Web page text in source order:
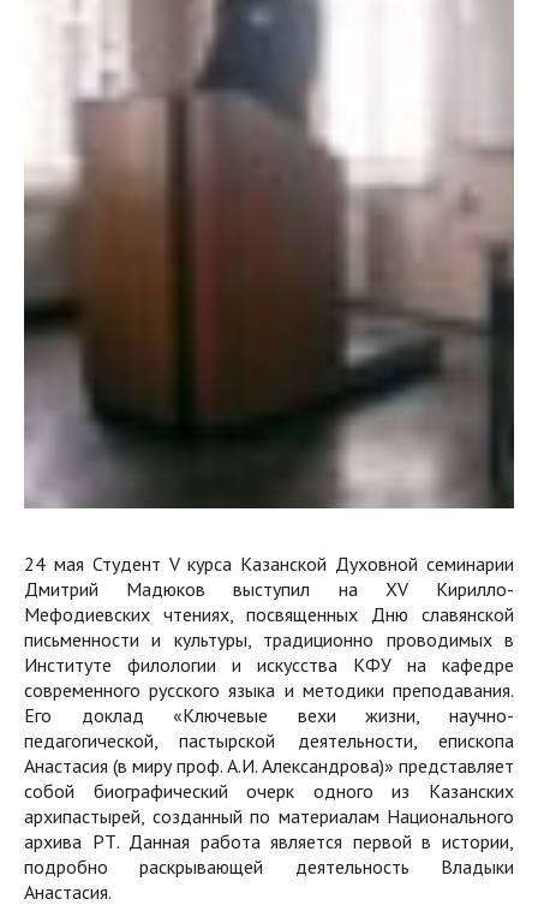
24 мая Студент V курса Казанской Духовной семинарии
Дмитрий Мадюков выступил на XV Кирилло-
Мефодиевских чтениях, посвященных Дню славянской
письменности и культуры, традиционно проводимых в
Институте филологии и искусства КФУ на кафедре
современного русского языка и методики преподавания.
Его доклад «Ключевые вехи жизни, научно-
педагогической, пастырской деятельности, епископа
Анастасия (в миру проф. А.И. Александрова)» представляет
собой биографический очерк одного из Казанских
архипастырей, созданный по материалам Национального
архива РТ. Данная работа является первой в истории,
подробно раскрывающей деятельность Владыки
Анастасия.